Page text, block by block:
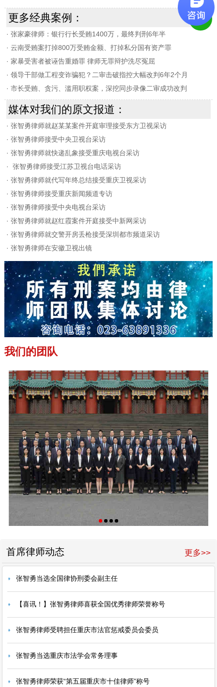
更多经典案例：
· 张家豪律师：银行行长受贿1400万，最终判刑6年半
· 云南受贿案打掉800万受贿金额、打掉私分国有资产罪
· 家暴受害者被诬告重婚罪 律师无罪辩护洗尽冤屈
· 领导干部做工程变诈骗犯？二审击破指控大幅改判6年2个月
· 市长受贿、贪污、滥用职权案，深挖同步录像二审成功改判
媒体对我们的原文报道：
· 张智勇律师就赵某某案件开庭审理接受东方卫视采访
· 张智勇律师接受中央卫视台采访
· 张智勇律师就快递乱象接受重庆电视台采访
·
张智勇律师接受江苏卫视台电话采访
· 张智勇律师就代写年终总结接受重庆卫视采访
· 张智勇律师接受重庆新闻频道专访
· 张智勇律师接受中央电视台采访
· 张智勇律师就赵红霞案件开庭接受中新网采访
· 张智勇律师就交警开房丢枪接受深圳都市频道采访
· 张智勇律师在安徽卫视出镜
我们的团队
更多>>
首席律师动态
张智勇当选全国律协刑委会副主任
【喜讯！】张智勇律师喜获全国优秀律师荣誉称号
张智勇律师受聘担任重庆市法官惩戒委员会委员
张智勇当选重庆市法学会常务理事
张智勇律师荣获“第五届重庆市十佳律师”称号